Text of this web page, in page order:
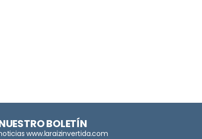
BOLETÍN
www.laraizinvertida.com